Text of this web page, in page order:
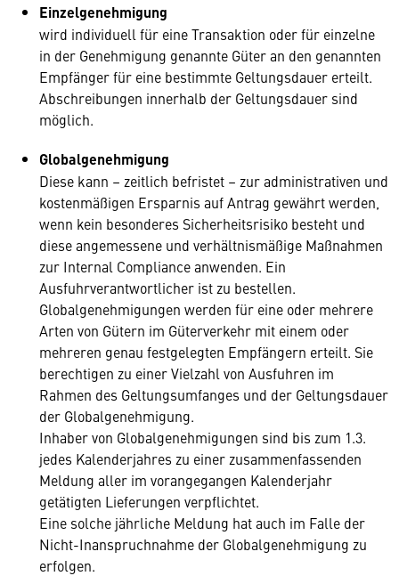
Einzelgenehmigung
wird individuell für eine Transaktion oder für einzelne
in der Genehmigung genannte Güter an den genannten
Empfänger für eine bestimmte Geltungsdauer erteilt.
Abschreibungen innerhalb der Geltungsdauer sind
möglich.
Globalgenehmigung
Diese kann – zeitlich befristet – zur administrativen und
kostenmäßigen Ersparnis auf Antrag gewährt werden,
wenn kein besonderes Sicherheitsrisiko besteht und
diese angemessene und verhältnismäßige Maßnahmen
zur Internal Compliance anwenden. Ein
Ausfuhrverantwortlicher ist zu bestellen.
Globalgenehmigungen werden für eine oder mehrere
Arten von Gütern im Güterverkehr mit einem oder
mehreren genau festgelegten Empfängern erteilt. Sie
berechtigen zu einer Vielzahl von Ausfuhren im
Rahmen des Geltungsumfanges und der Geltungsdauer
der Globalgenehmigung.
Inhaber von Globalgenehmigungen sind bis zum 1.3.
jedes Kalenderjahres zu einer zusammenfassenden
Meldung aller im vorangegangen Kalenderjahr
getätigten Lieferungen verpflichtet.
Eine solche jährliche Meldung hat auch im Falle der
Nicht-Inanspruchnahme der Globalgenehmigung zu
erfolgen.